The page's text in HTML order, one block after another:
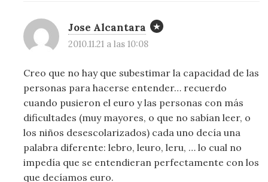
Jose Alcantara
2010.11.21 a las 10:08
Creo que no hay que subestimar la capacidad de las
personas para hacerse entender… recuerdo
cuando pusieron el euro y las personas con más
dificultades (muy mayores, o que no sabían leer, o
los niños desescolarizados) cada uno decía una
palabra diferente: lebro, leuro, leru, … lo cual no
impedía que se entendieran perfectamente con los
que decíamos euro.